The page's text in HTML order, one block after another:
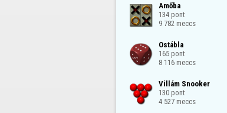
Amőba
134 pont
9 782 meccs
Ostábla
165 pont
8 116 meccs
Villám Snooker
130 pont
4 527 meccs